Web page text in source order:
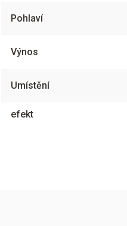
Pohlaví
Výnos
Umístění
efekt